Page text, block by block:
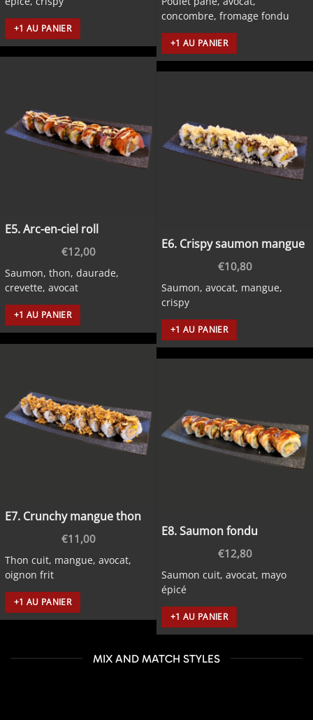
+1 AU PANIER
concombre, fromage fondu
+1 AU PANIER
E5. Arc-en-ciel roll
€12,00
Saumon, thon, daurade,
crevette, avocat
+1 AU PANIER
E6. Crispy saumon mangue
€10,80
Saumon, avocat, mangue,
crispy
+1 AU PANIER
E7. Crunchy mangue thon
€11,00
Thon cuit, mangue, avocat,
oignon frit
+1 AU PANIER
E8. Saumon fondu
€12,80
Saumon cuit, avocat, mayo
épicé
+1 AU PANIER
MIX AND MATCH STYLES